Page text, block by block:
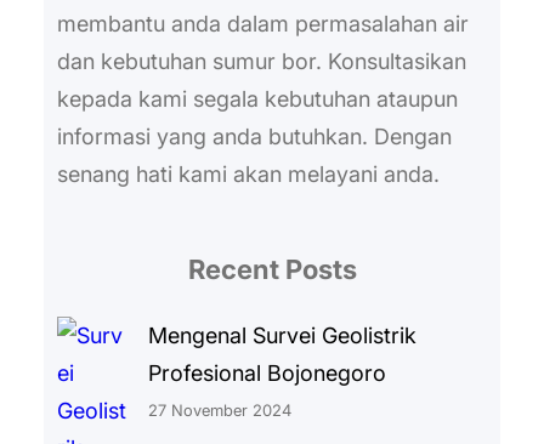
membantu anda dalam permasalahan air
dan kebutuhan sumur bor. Konsultasikan
kepada kami segala kebutuhan ataupun
informasi yang anda butuhkan. Dengan
senang hati kami akan melayani anda.
Recent Posts
Mengenal Survei Geolistrik
Profesional Bojonegoro
27 November 2024